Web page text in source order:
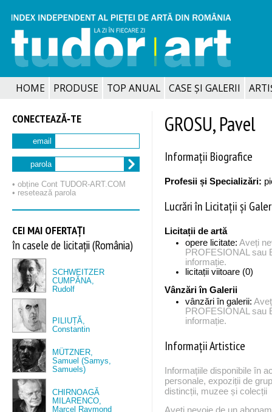
HOME PRODUSE TOP ANUAL CASE ȘI GALERII
CONECTEAZĂ‑TE
email
parola
• obține Cont TUDOR‑ART.COM
• resetează parola
CEI MAI OFERTAȚI
în casele de licitații (România)
SCHWEITZER
CUMPĂNA,
Rudolf
PILIUȚĂ,
Constantin
MÜTZNER,
Samuel (Samys,
Samuels)
CHIRNOAGĂ
MILARENCO,
Marcel Raymond
GROSU, Pavel
Informații Biografice
Profesii și Specializări:
Lucrări în Licitații și
Licitații de artă
opere licitate:Aveți
PROFESIONAL sau
informație.
licitații viitoare (0)
Vânzări în Galerii
vânzări în galerii:
PROFESIONAL sau
informație.
Informații Artistice
Informațiile disponibile în
personale, expoziții de
distincții, muzee și colecții